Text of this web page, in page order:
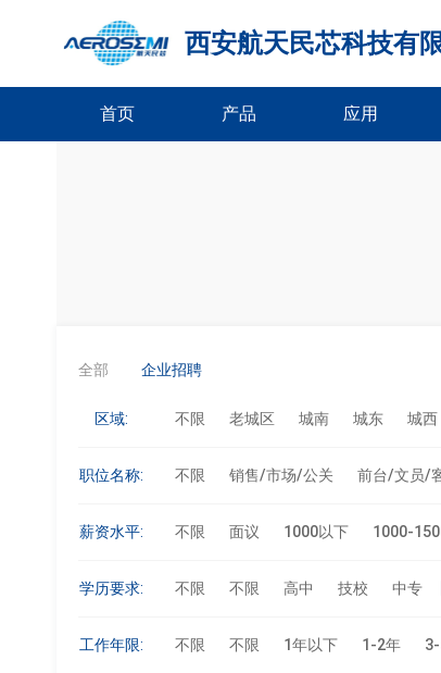
西安航天民芯科技有
首页 产品 应用
全部 企业招聘
区域: 不限 老城区 城南 城东 城西
职位名称: 不限 销售/市场/公关 前台/文员/
薪资水平: 不限 面议 1000以下 1000-
学历要求: 不限 不限 高中 技校 中专
工作年限: 不限 不限 1年以下 1-2年